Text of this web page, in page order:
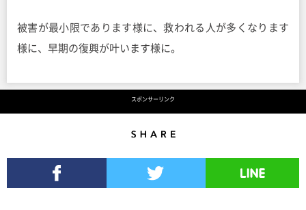
被害が最小限であります様に、救われる人が多くなります
様に、早期の復興が叶います様に。
スポンサーリンク